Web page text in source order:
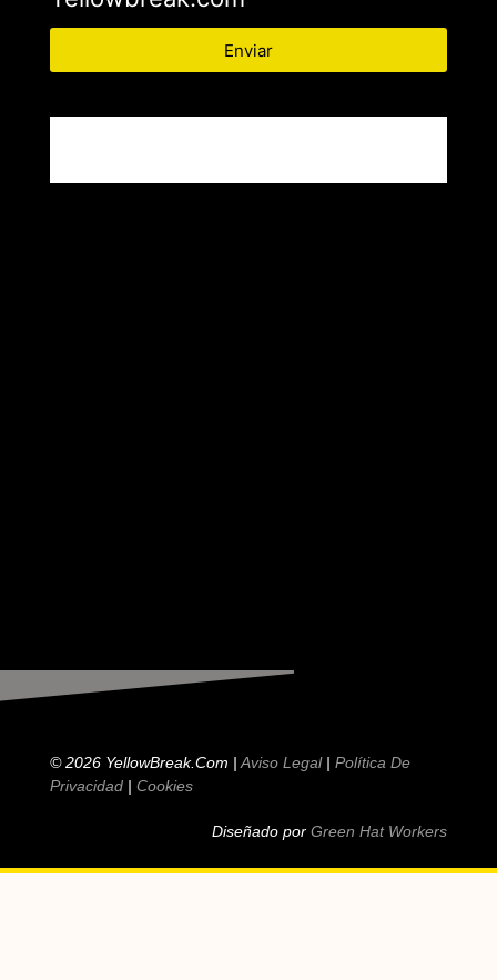
Enviar
© 2026 YellowBreak.com | Aviso Legal| Política De
Privacidad| Cookies
Diseñado porGreen Hat Workers